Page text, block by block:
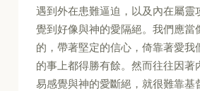
遇到外在患難逼迫，以及內在屬靈
覺到好像與神的愛隔絕。我們應當
的，帶著堅定的信心，倚靠著愛我
的事上都得勝有餘。然而往往因著
易感覺與神的愛斷絕，就很難靠基